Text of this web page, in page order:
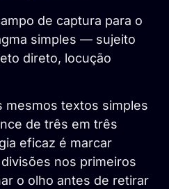
de captura para o
simples — sujeito
direto, locução
mesmos textos simples
de três em três
eficaz é marcar
nos primeiros
o olho antes de retirar